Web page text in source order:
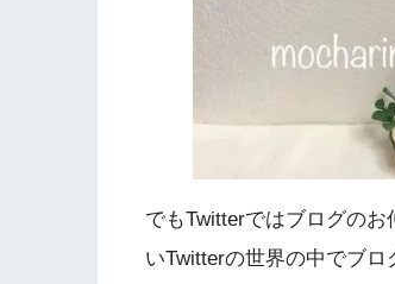
でもTwitterではブログの
いTwitterの世界の中でブロ